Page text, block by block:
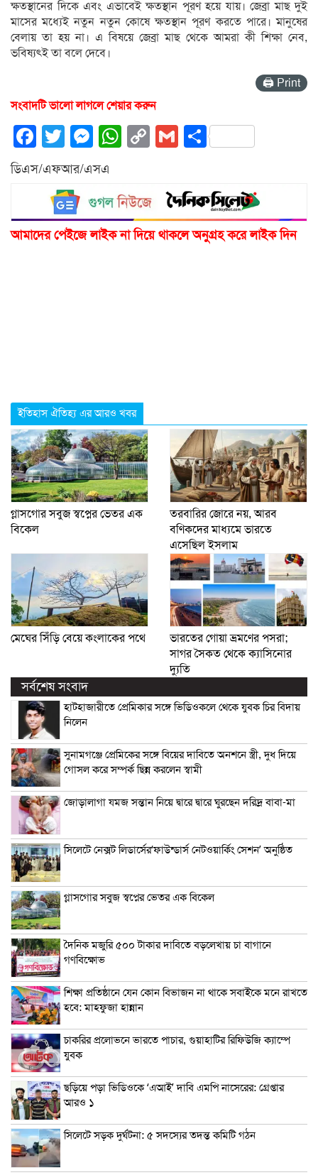
ক্ষতস্থানের দিকে এবং এভাবেই ক্ষতস্থান পূরণ হয়ে যায়। জেব্রা মাছ দুই
মাসের মধ্যেই নতুন নতুন কোষে ক্ষতস্থান পূরণ করতে পারে। মানুষের
বেলায় তা হয় না। এ বিষয়ে জেব্রা মাছ থেকে আমরা কী শিক্ষা নেব,
ভবিষ্যৎই তা বলে দেবে।
🖨 Print
সংবাদটি ভালো লাগলে শেয়ার করুন
Facebook
Twitter
Messenger
WhatsApp
CopyGmailShare
ডিএস/এফআর/এসএ
আমাদের পেইজে লাইক না দিয়ে থাকলে অনুগ্রহ করে লাইক দিন
ইতিহাস ঐতিহ্য এর আরও খবর
গ্লাসগোর সবুজ স্বপ্নের ভেতর এক
বিকেল
তরবারির জোরে নয়, আরব
বণিকদের মাধ্যমে ভারতে
এসেছিল ইসলাম
মেঘের সিঁড়ি বেয়ে কংলাকের পথে
ভারতের গোয়া ভ্রমণের পসরা;
সাগর সৈকত থেকে ক্যাসিনোর
দ্যুতি
সর্বশেষ সংবাদ
হাটহাজারীতে প্রেমিকার সঙ্গে ভিডিওকলে থেকে যুবক চির বিদায়
নিলেন
সুনামগঞ্জে প্রেমিকের সঙ্গে বিয়ের দাবিতে অনশনে স্ত্রী, দুধ দিয়ে
গোসল করে সম্পর্ক ছিন্ন করলেন স্বামী
জোড়ালাগা যমজ সন্তান নিয়ে দ্বারে দ্বারে ঘুরছেন দরিদ্র বাবা-মা
সিলেটে নেক্সট লিডার্সের‘ফাউন্ডার্স নেটওয়ার্কিং সেশন’ অনুষ্ঠিত
গ্লাসগোর সবুজ স্বপ্নের ভেতর এক বিকেল
দৈনিক মজুরি ৫০০ টাকার দাবিতে বড়লেখায় চা বাগানে
গণবিক্ষোভ
শিক্ষা প্রতিষ্ঠানে যেন কোন বিভাজন না থাকে সবাইকে মনে রাখতে
হবে: মাহফুজা হান্নান
চাকরির প্রলোভনে ভারতে পাচার, গুয়াহাটির রিফিউজি ক্যাম্পে
যুবক
ছড়িয়ে পড়া ভিডিওকে ‘এআই’ দাবি এমপি নাসেরের: গ্রেপ্তার
আরও ১
সিলেটে সড়ক দুর্ঘটনা: ৫ সদস্যের তদন্ত কমিটি গঠন